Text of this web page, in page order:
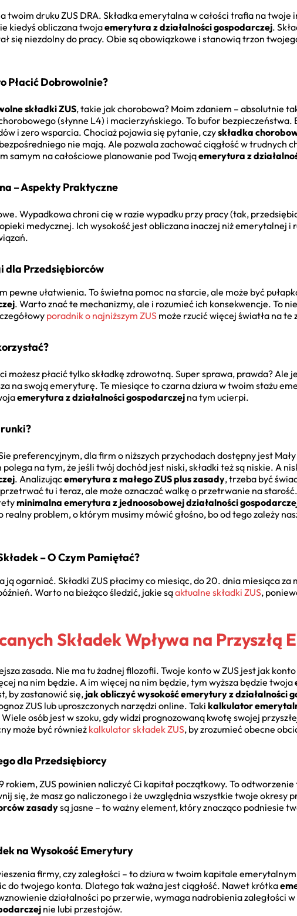
twoim druku ZUS DRA. Składka emerytalna w całości trafia na twoje
kiedyś obliczana twojaemerytura z działalności gospodarczej.
się niezdolny do pracy. Obie są obowiązkowe i stanowią trzon
Płacić Dobrowolnie?
składki ZUS, takie jak chorobowa? Moim zdaniem – absolutnie
(słynne L4) i macierzyńskiego. To bufor bezpieczeństwa.
i zero wsparcia. Chociaż pojawia się pytanie, czyskładka
nie mają. Ale pozwala zachować ciągłość w trudnych
samym na całościowe planowanie pod Twojąemerytura z
– Aspekty Praktyczne
Wypadkowa chroni cię w razie wypadku przy pracy (tak,
medycznej. Ich wysokość jest obliczana inaczej niż emerytalnej i
dla Przedsiębiorców
pewne ułatwienia. To świetna pomoc na starcie, ale może być
. Warto znać te mechanizmy, ale i rozumieć ich konsekwencje. To
poradnik o najniższym ZUS może rzucić więcej światła na te
możesz płacić tylko składkę zdrowotną. Super sprawa, prawda? Ale
na swoją emeryturę. Te miesiące to czarna dziura w twoim stażu
emerytura z działalności gospodarczej na tym ucierpi.
preferencyjnym, dla firm o niższych przychodach dostępny jest Mały
na tym, że jeśli twój dochód jest niski, składki też są niskie. A
. Analizującemerytura z małego ZUS plus zasady, trzeba być
tu i teraz, ale może oznaczać walkę o przetrwanie na
minimalna emerytura z jednoosobowej działalności
problem, o którym musimy mówić głośno, bo od tego zależy
– O Czym Pamiętać?
ogarniać. Składki ZUS płacimy co miesiąc, do 20. dnia miesiąca
Warto na bieżąco śledzić, jakie sąaktualne składki ZUS,
Składek Wpływa na Przyszłą
zasada. Nie ma tu żadnej filozofii. Twoje konto w ZUS jest jak
na nim będzie. A im więcej na nim będzie, tym wyższa będzie twoja
by zastanowić się,jak obliczyć wysokość emerytury z działalności
ZUS lub uproszczonych narzędzi online. Taki kalkulator
osób jest w szoku, gdy widzi prognozowaną kwotę swojej
może być równieżkalkulator składek ZUS, by zrozumieć obecne
dla Przedsiębiorcy
rokiem, ZUS powinien naliczyć Ci kapitał początkowy. To
się, że masz go naliczonego i że uwzględnia wszystkie twoje okresy
zasadysą jasne – to ważny element, który znacząco podniesie
na Wysokość Emerytury
firmy, czy zaległości – to dziura w twoim kapitale
do twojego konta. Dlatego tak ważna jest ciągłość. Nawet krótka
działalności po przerwie, wymaga nadrobienia zaległości w
nie lubi przestojów.